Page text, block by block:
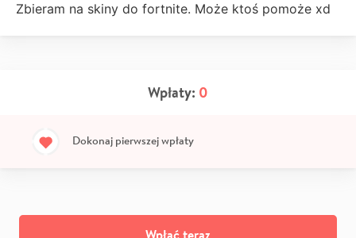
Zbieram na skiny do fortnite. Może ktoś pomoże xd
Wpłaty: 0
Dokonaj pierwszej wpłaty